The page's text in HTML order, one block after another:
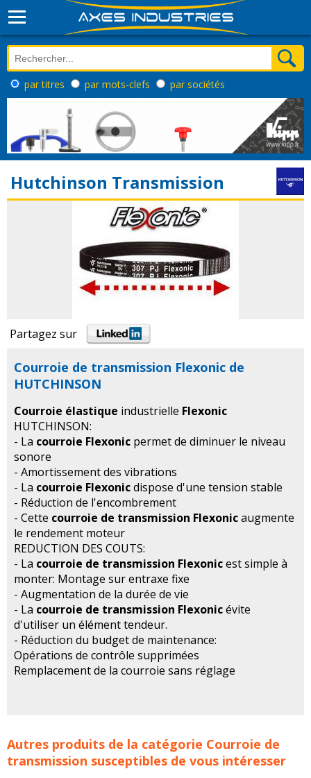
par titres par mots-clefs par sociétés
Hutchinson Transmission
Partagez sur
Courroie de transmission Flexonic de
HUTCHINSON
Courroie élastique industrielle Flexonic
HUTCHINSON:
- La courroie Flexonic permet de diminuer le niveau
sonore
- Amortissement des vibrations
- La courroie Flexonicdispose d'une tension stable
- Réduction de l'encombrement
- Cette courroie de transmission Flexonicaugmente
le rendement moteur
REDUCTION DES COUTS:
- La courroie de transmission Flexonicest simple à
monter: Montage sur entraxe fixe
- Augmentation de la durée de vie
- La courroie de transmission Flexonicévite
d'utiliser un élément tendeur.
- Réduction du budget de maintenance:
Opérations de contrôle supprimées
Remplacement de la courroie sans réglage
Courroie de transmission Flexonic de HUTCHINSON
concerne les familles de produits : courroiecourroies
Autres produits de la catégorie Courroie de
transmission susceptibles de vous intéresser